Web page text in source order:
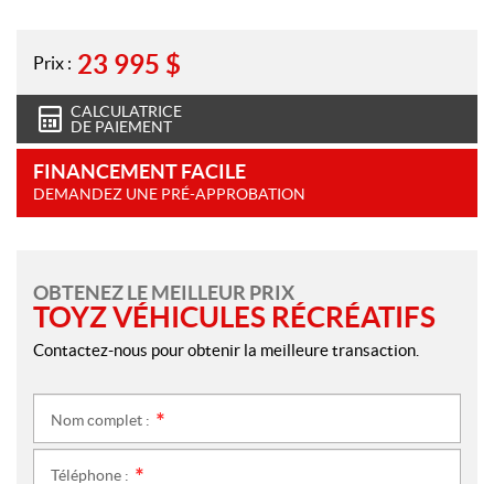
Prix : 23 995 $
CALCULATRICE
DE PAIEMENT
FINANCEMENT FACILE
DEMANDEZ UNE PRÉ-APPROBATION
OBTENEZ LE MEILLEUR PRIX
TOYZ VÉHICULES RÉCRÉATIFS
Contactez-nous pour obtenir la meilleure transaction.
Nom complet :
Téléphone :